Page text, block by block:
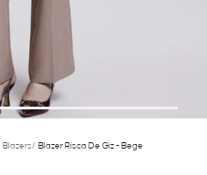
Blazers/ Blazer Risca De Giz - Bege